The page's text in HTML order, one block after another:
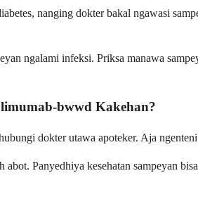
nanging dokter bakal ngawasi
ngalami infeksi. Priksa manawa
bwwd Kakehan?
dokter utawa apoteker. Aja
Panyedhiya kesehatan sampeyan